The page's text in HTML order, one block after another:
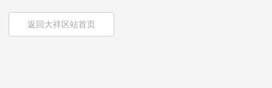
返回大祥区站首页